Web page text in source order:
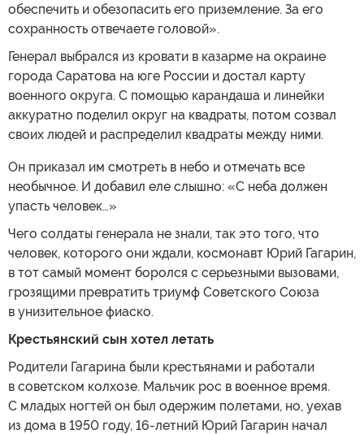
обеспечить и обезопасить его приземление. За его
сохранность отвечаете головой».
Генерал выбрался из кровати в казарме на окраине
города Саратова на юге России и достал карту
военного округа. С помощью карандаша и линейки
аккуратно поделил округ на квадраты, потом созвал
своих людей и распределил квадраты между ними.
Он приказал им смотреть в небо и отмечать все
необычное. И добавил еле слышно: «С неба должен
упасть человек…»
Чего солдаты генерала не знали, так это того, что
человек, которого они ждали, космонавт Юрий Гагарин,
в тот самый момент боролся с серьезными вызовами,
грозящими превратить триумф Советского Союза
в унизительное фиаско.
Крестьянский сын хотел летать
Родители Гагарина были крестьянами и работали
в советском колхозе. Мальчик рос в военное время.
С младых ногтей он был одержим полетами, но, уехав
из дома в 1950 году, 16-летний Юрий Гагарин начал